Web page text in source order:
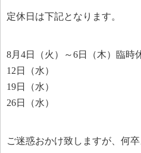
定休日は下記となります。
8月4日（火）～6日（木）臨時
12日（水）
19日（水）
26日（水）
ご迷惑おかけ致しますが、何